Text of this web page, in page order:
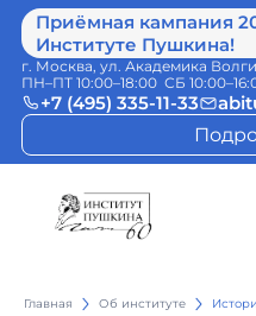
Приёмная кампания
Институте Пушкина!
г. Москва, ул. Академика
ПН–ПТ 10:00–18:00 СБ
+7 (495) 335-11-33
Главная Об институте